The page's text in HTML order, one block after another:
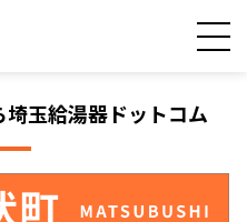
玉給湯器ドットコム